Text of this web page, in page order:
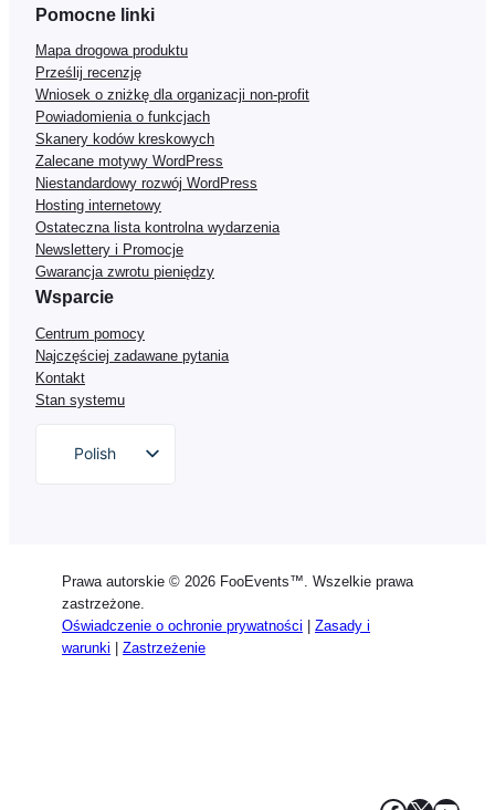
Pomocne linki
Mapa drogowa produktu
Prześlij recenzję
Wniosek o zniżkę dla organizacji non-profit
Powiadomienia o funkcjach
Skanery kodów kreskowych
Zalecane motywy WordPress
Niestandardowy rozwój WordPress
Hosting internetowy
Ostateczna lista kontrolna wydarzenia
Newslettery i Promocje
Gwarancja zwrotu pieniędzy
Wsparcie
Centrum pomocy
Najczęściej zadawane pytania
Kontakt
Stan systemu
Polish
English
Spanish
Italian
Prawa autorskie © 2026 FooEvents™. Wszelkie prawa
zastrzeżone.
Oświadczenie o ochronie prywatności
Zasady i
warunki
Zastrzeżenie